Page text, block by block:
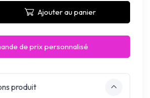
Ajouter au panier
de prix personnalisé
produit